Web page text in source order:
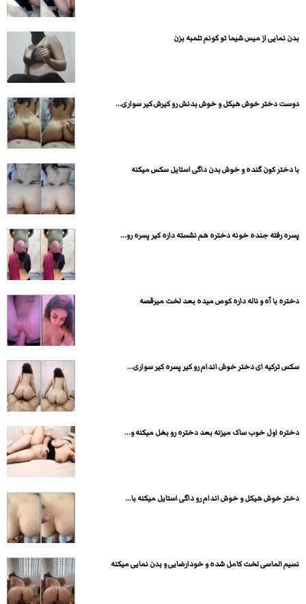
بدن نمایی از میس شیما تو کونم تلمبه بزن
دوست دختر خوش هیکل و خوش بدنش رو کیرش کیر سواری...
با دختر کون گنده و خوش بدن داگی استایل سکس میکنه
پسره رفته جنده خونه دختره هم نشسته داره کیر پسره رو...
دختره با آه و ناله داره کوص میده بعد لخت میرقصه
سکس ترکیه ای دختر خوش اندام رو کیر پسره کیر سواری...
دختره اول خوب ساک میزنه بعد دختره رو بغل میکنه و...
دختر خوش هیکل و خوش اندام رو داگی استایل میکنه با...
نسیم الماسی لخت کامل شده و خودارضایی و بدن نمایی میکنه